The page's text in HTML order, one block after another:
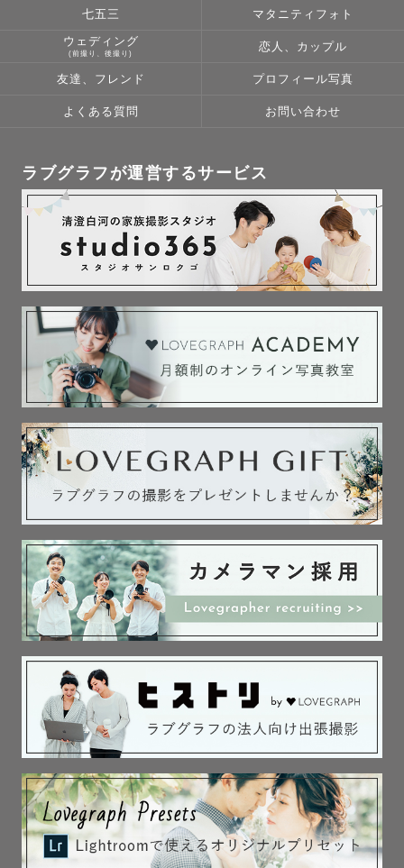
撮影に関して𓂃 𓈒 𓂃 𓈒 𓂃 𓈒 𓂃 𓈒 𓂃 𓈒 𓂃 𓈒 𓂃 𓈒
8月　満枠
10月　残りわずか
※満枠でも対応可能な場合もあるため、
お気軽にご相談ください！
お子さまとの距離感を大切に
ご機嫌に合わせて進めております。
店長経験もあるため、安心してお任せください。
🐶🐱 ペット対応も可能
大切な家族の一員として撮らせていただいています。
実家で猫を飼っています。
🎖️ 社内認定
ウェディング
〚身だしなみサポート〛
・お宮参りの産着のかけ方
・スーツの着こなし
・七五三の着物お直し
〚レタッチ〛
撮影したお写真は、色味や明るさを1枚1枚丁寧にレタッチ
(編集)しております。
その日のお天気や場所に合わせた、自然な仕上がりをお届
けします📷
小顔修正などの特殊加工は行っておりません
七五三 マタニティフォト
ウェディング
(前撮り、後撮り)
恋人、カップル
友達、フレンド プロフィール写真
よくある質問 お問い合わせ
ラブグラフが運営するサービス